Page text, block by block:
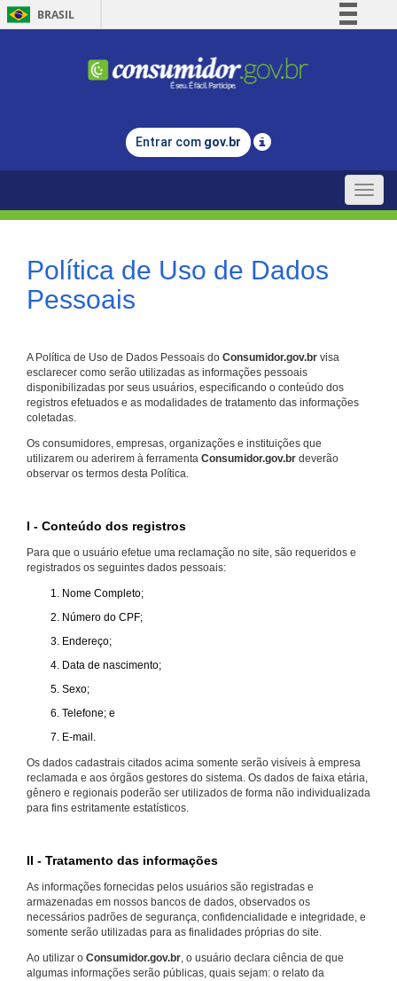
BRASIL
Comunica BR
Legislação
Entrar com gov.br
Toggle
Política de Uso de Dados
Pessoais
A Política de Uso de Dados Pessoais do Consumidor.gov.br visa
esclarecer como serão utilizadas as informações pessoais
disponibilizadas por seus usuários, especificando o conteúdo dos
registros efetuados e as modalidades de tratamento das informações
coletadas.
Os consumidores, empresas, organizações e instituições que
utilizarem ou aderirem à ferramenta Consumidor.gov.br deverão
observar os termos desta Política.
I - Conteúdo dos registros
Para que o usuário efetue uma reclamação no site, são requeridos e
registrados os seguintes dados pessoais:
Nome Completo;
Número do CPF;
Endereço;
Data de nascimento;
Sexo;
Telefone; e
E-mail.
Os dados cadastrais citados acima somente serão visíveis à empresa
reclamada e aos órgãos gestores do sistema. Os dados de faixa etária,
gênero e regionais poderão ser utilizados de forma não individualizada
para fins estritamente estatísticos.
II - Tratamento das informações
As informações fornecidas pelos usuários são registradas e
armazenadas em nossos bancos de dados, observados os
necessários padrões de segurança, confidencialidade e integridade, e
somente serão utilizadas para as finalidades próprias do site.
Ao utilizar o Consumidor.gov.br, o usuário declara ciência de que
algumas informações serão públicas, quais sejam: o relato da